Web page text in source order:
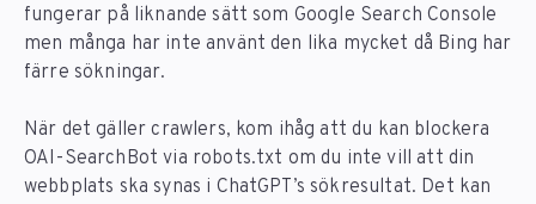
fungerar på liknande sätt som Google Search Console
men många har inte använt den lika mycket då Bing har
färre sökningar.
När det gäller crawlers, kom ihåg att du kan blockera
OAI-SearchBot via robots.txt om du inte vill att din
webbplats ska synas i ChatGPT’s sökresultat. Det kan